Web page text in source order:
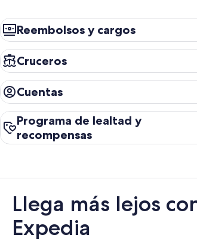
Reembolsos y cargos
Reembolsos y cargos
Cruceros
Cruceros
Cuentas
Cuentas
Programa de lealtad y
recompensas
Programa de lealtad y recompensas
Llega más lejos
Expedia